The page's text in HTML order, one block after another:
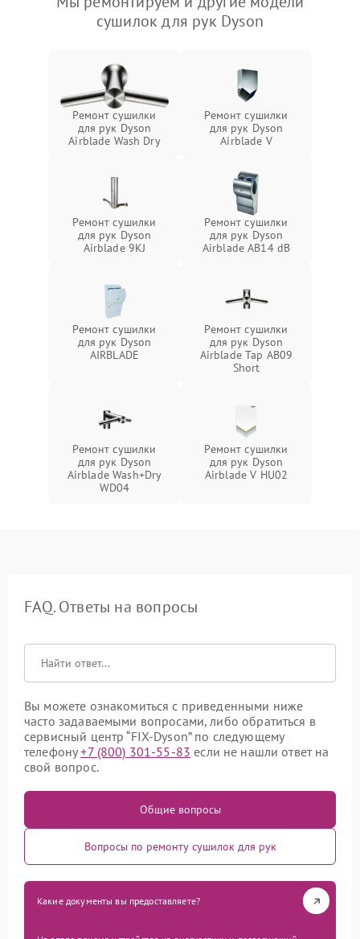
сушилок для рук Dyson
Ремонт сушилки
для рук Dyson
Airblade Wash Dry
Ремонт сушилки
для рук Dyson
Airblade V
Ремонт сушилки
для рук Dyson
Airblade 9KJ
Ремонт сушилки
для рук Dyson
Airblade AB14 dB
Ремонт сушилки
для рук Dyson
AIRBLADE
Ремонт сушилки
для рук Dyson
Airblade Tap AB09
Short
Ремонт сушилки
для рук Dyson
Airblade Wash+Dry
WD04
Ремонт сушилки
для рук Dyson
Airblade V HU02
FAQ. Ответы на вопросы
Вы можете ознакомиться с приведенными ниже
часто задаваемыми вопросами, либо обратиться в
сервисный центр “FIX-Dyson” по следующему
телефону+7 (800) 301-55-83 если не нашли ответ на
свой вопрос.
Общие вопросы
Вопросы по ремонту сушилок для рук
Какие документы вы предоставляете?